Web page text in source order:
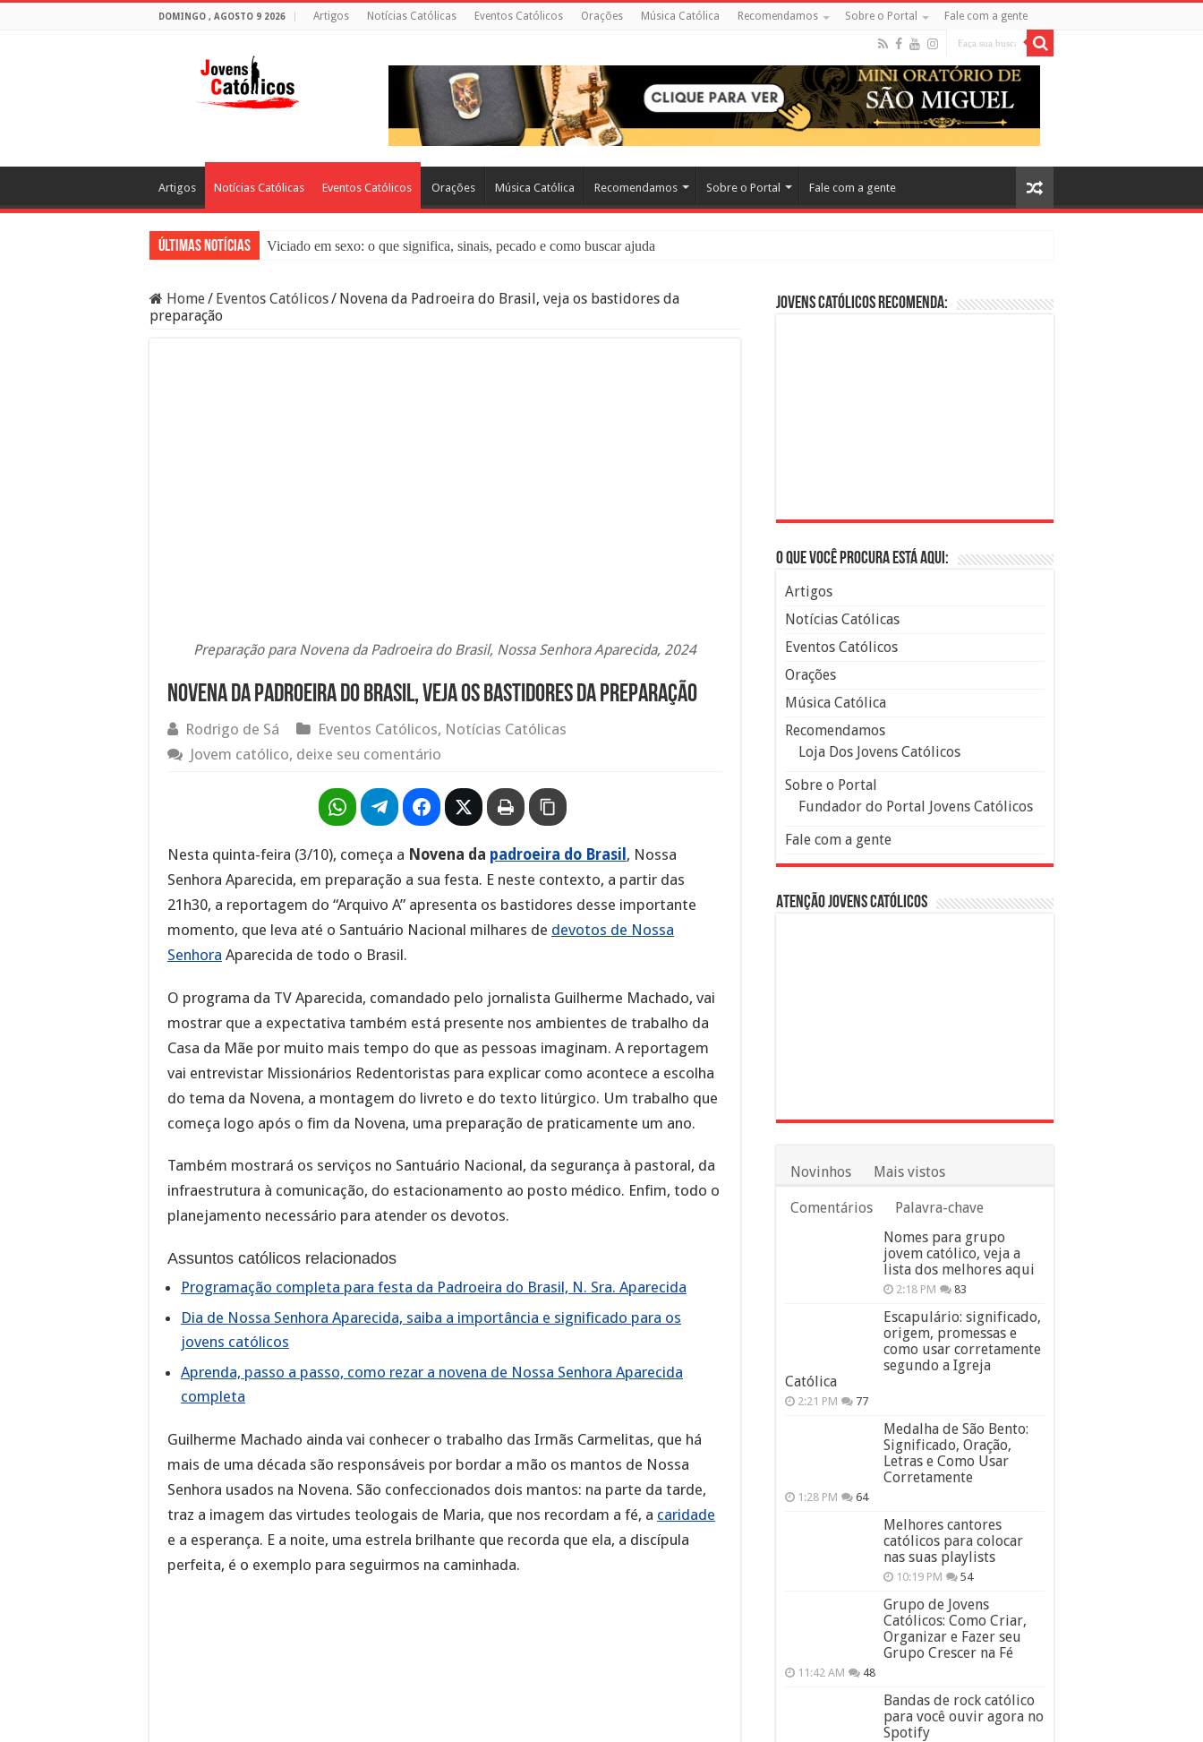
DOMINGO , AGOSTO 9 2026 Artigos Notícias Católicas Eventos Católicos Orações Música Católica Recomendamos Sobre o Portal Fale com a gente
Artigos Notícias Católicas Eventos Católicos Orações Música Católica Recomendamos Sobre o Portal Fale com a gente
Últimas Notícias
Viciado em sexo: o que significa, sinais, pecado e como buscar ajuda
Filme Sagrado Coração – Seu Reino Não Terá Fim: O Documentário Que Vai Tocar os Católicos no Cinema
Home/ Eventos Católicos/ Novena da Padroeira do Brasil, veja os bastidores da
preparação
Preparação para Novena da Padroeira do Brasil, Nossa Senhora Aparecida, 2024
Novena da Padroeira do Brasil, veja os bastidores da preparação
Rodrigo de Sá Eventos Católicos, Notícias Católicas
Jovem católico, deixe seu comentário
Nesta quinta-feira (3/10), começa a Novena da padroeira do Brasil , Nossa
Senhora Aparecida, em preparação a sua festa. E neste contexto, a partir das
21h30, a reportagem do “Arquivo A” apresenta os bastidores desse importante
momento, que leva até o Santuário Nacional milhares de devotos de Nossa
Senhora Aparecida de todo o Brasil.
O programa da TV Aparecida, comandado pelo jornalista Guilherme Machado, vai
mostrar que a expectativa também está presente nos ambientes de trabalho da
Casa da Mãe por muito mais tempo do que as pessoas imaginam. A reportagem
vai entrevistar Missionários Redentoristas para explicar como acontece a escolha
do tema da Novena, a montagem do livreto e do texto litúrgico. Um trabalho que
começa logo após o fim da Novena, uma preparação de praticamente um ano.
Também mostrará os serviços no Santuário Nacional, da segurança à pastoral, da
infraestrutura à comunicação, do estacionamento ao posto médico. Enfim, todo o
planejamento necessário para atender os devotos.
Assuntos católicos relacionados
Programação completa para festa da Padroeira do Brasil, N. Sra. Aparecida
Dia de Nossa Senhora Aparecida, saiba a importância e significado para os
jovens católicos
Aprenda, passo a passo, como rezar a novena de Nossa Senhora Aparecida
completa
Guilherme Machado ainda vai conhecer o trabalho das Irmãs Carmelitas, que há
mais de uma década são responsáveis por bordar a mão os mantos de Nossa
Senhora usados na Novena. São confeccionados dois mantos: na parte da tarde,
traz a imagem das virtudes teologais de Maria, que nos recordam a fé, a caridade
e a esperança. E a noite, uma estrela brilhante que recorda que ela, a discípula
perfeita, é o exemplo para seguirmos na caminhada.
Jovens Católicos Recomenda:
O que você procura está aqui:
Artigos
Notícias Católicas
Eventos Católicos
Orações
Música Católica
Recomendamos
Loja Dos Jovens Católicos
Sobre o Portal
Fundador do Portal Jovens Católicos
Fale com a gente
Atenção Jovens Católicos
Novinhos Mais vistos
Comentários
Palavra-chave
Nomes para grupo
jovem católico, veja a
lista dos melhores aqui
2:18 PM 83
Escapulário: significado,
origem, promessas e
como usar corretamente
segundo a Igreja
Católica
2:21 PM 77
Medalha de São Bento:
Significado, Oração,
Letras e Como Usar
Corretamente
1:28 PM 64
Melhores cantores
católicos para colocar
nas suas playlists
10:19 PM 54
Grupo de Jovens
Católicos: Como Criar,
Organizar e Fazer seu
Grupo Crescer na Fé
11:42 AM 48
Bandas de rock católico
para você ouvir agora no
Spotify